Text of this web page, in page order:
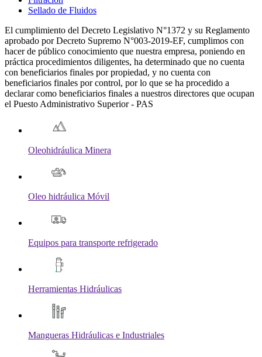
Sellado de Fluidos
El cumplimiento del Decreto Legislativo N°1372 y su Reglamento
aprobado por Decreto Supremo N°003-2019-EF, cumplimos con
hacer de público conocimiento que nuestra empresa, poniendo en
práctica procedimientos diligentes, ha determinado que no cuenta
con beneficiarios finales por propiedad, y no cuenta con
beneficiarios finales por control, por lo que se ha procedido a
declarar como beneficiarios finales a nuestros directores que ocupan
el Puesto Administrativo Superior - PAS
Oleohidráulica Minera
Oleo hidráulica Móvil
Equipos para transporte refrigerado
Herramientas Hidráulicas
Mangueras Hidráulicas e Industriales